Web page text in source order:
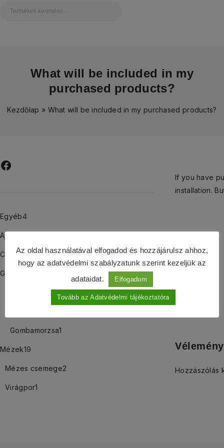
What will be included in my
purchased products?
Kezdőlap » What will be included in my purchased products?
If you have
installation.
Hozzászólás
Egyéb4
Ajándékcsomagok
Csipkebogyós termékek9
Gombás termékek
Gomba őrlemény14
Gombamorzsa1
Mézek19
Mézes csemege2
Virágpor1
Az oldal használatával elfogadod és hozzájárulsz ahhoz,
hogy az adatvédelmi szabályzatunk szerint kezeljük az
adataidat.
Elfogadom
Tovább az Adatvédelmi tájékoztatóra